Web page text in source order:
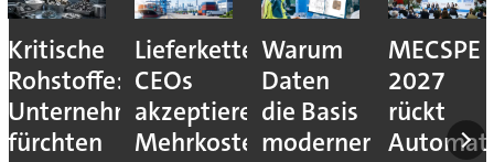
Kritische
Rohstoffe:
Unternehmen
fürchten
Lieferkettenresilienz:
CEOs
akzeptieren
Mehrkosten
Warum
Daten
die Basis
moderner
MECSPE
2027
rückt